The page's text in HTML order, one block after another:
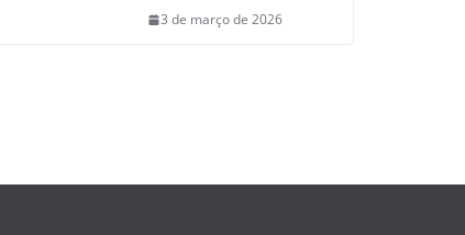
3 de março de 2026